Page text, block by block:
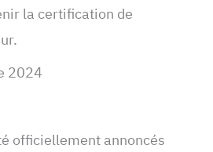
la certification de
2024
officiellement annoncés